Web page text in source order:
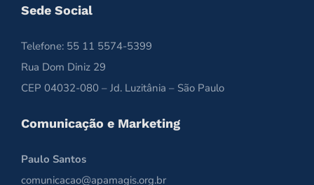
Sede Social
Telefone: 55 11 5574-5399
Rua Dom Diniz 29
CEP 04032-080 – Jd. Luzitânia – São Paulo
Comunicação e Marketing
Paulo Santos
comunicacao@apamagis.org.br